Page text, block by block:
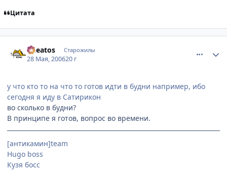
Цитата
Cheatos Старожилы
28 Мая, 200620 г
у что кто то на что то готов идти в будни например, ибо
сегодня я иду в Сатирикон
во сколько в будни?
В принципе я готов, вопрос во времени.
[антикамин]team
Hugo boss
Кузя босс